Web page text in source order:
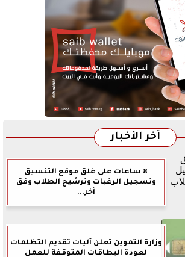
آخر الأخبار
8 ساعات على غلق موقع التنسيق
وتسجيل الرغبات وترشيح الطلاب وفق
آخر...
وزارة التموين تعلن آليات تقديم التظلمات
لعودة البطاقات المتوقفة للعمل